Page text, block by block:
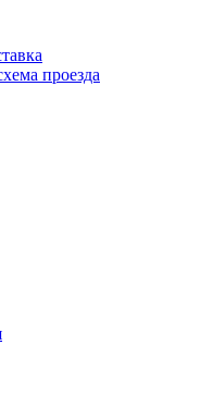
проезда